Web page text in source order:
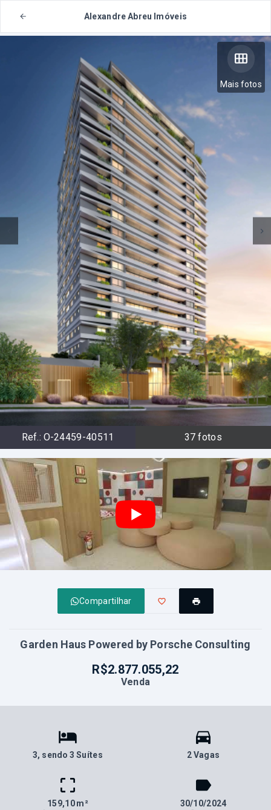
Alexandre Abreu Imóveis
Mais fotos
Ref.: O-24459-40511 37 fotos
Compartilhar
Garden Haus Powered by Porsche Consulting
R$2.877.055,22
Venda
3, sendo 3 Suítes 2 Vagas
159,10 m² 30/10/2024